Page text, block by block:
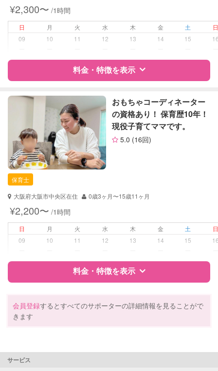
夜間対応
お泊まり保育
病児、病後児、ともに不可
なし
定期予約 可能
お子様の撮影
（定期特典）
対応可能
¥2,300〜 /1時間
日 月 火 水 木 金 土
09
10 11 12 13 14 15
料金・特徴を表示
特徴 料金 レビュー
サポートの特徴
資格
企業型割引対象(旧内閣府補助対象)
自治体届出済ベビーシッター
幼稚園教諭
ドゥーラ協会認定産後ドゥーラ
対応可能/特徴
夜間対応
子育て経験
病児対応 病児、病後児、ともに不可
障がい児対応 対応可否は個別に相談
レッスン なし
定期予約 お引き受けしていません
お子様の撮影
（定期特典）
対応不可
おもちゃコーディネーター
の資格あり！ 保育歴10年！
現役子育てママです。
5.0 (16回)
保育士
大阪府大阪市中央区在住
0歳3ヶ月〜15歳11ヶ月
¥2,200〜 /1時間
日 月 火 水 木 金 土
09
10 11 12 13 14 15
料金・特徴を表示
資格
自治体届出済ベビーシッター
会員登録するとすべてのサポーターの詳細情報を見ることがで
きます
サービス